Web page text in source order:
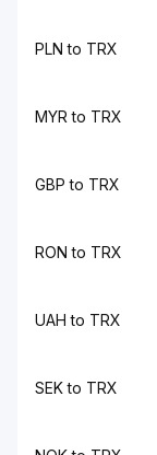
PLN to TRX
MYR to TRX
GBP to TRX
RON to TRX
UAH to TRX
SEK to TRX